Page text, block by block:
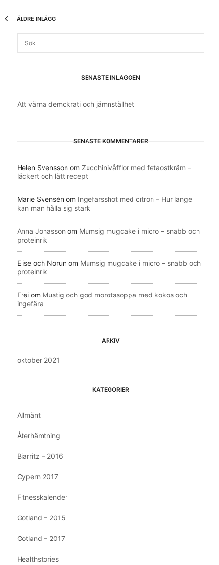
ÄLDRE INLÄGG
SENASTE INLÄGGEN
Att värna demokrati och jämnställhet
SENASTE KOMMENTARER
Helen Svensson om Zucchinivåfflor med fetaostkräm –
läckert och lätt recept
Marie Svensén om Ingefärsshot med citron – Hur länge
kan man hålla sig stark
Anna Jonasson om Mumsig mugcake i micro – snabb och
proteinrik
Elise och Norun om Mumsig mugcake i micro – snabb och
proteinrik
Frei om Mustig och god morotssoppa med kokos och
ingefära
ARKIV
oktober 2021
KATEGORIER
Allmänt
Återhämtning
Biarritz – 2016
Cypern 2017
Fitnesskalender
Gotland – 2015
Gotland – 2017
Healthstories